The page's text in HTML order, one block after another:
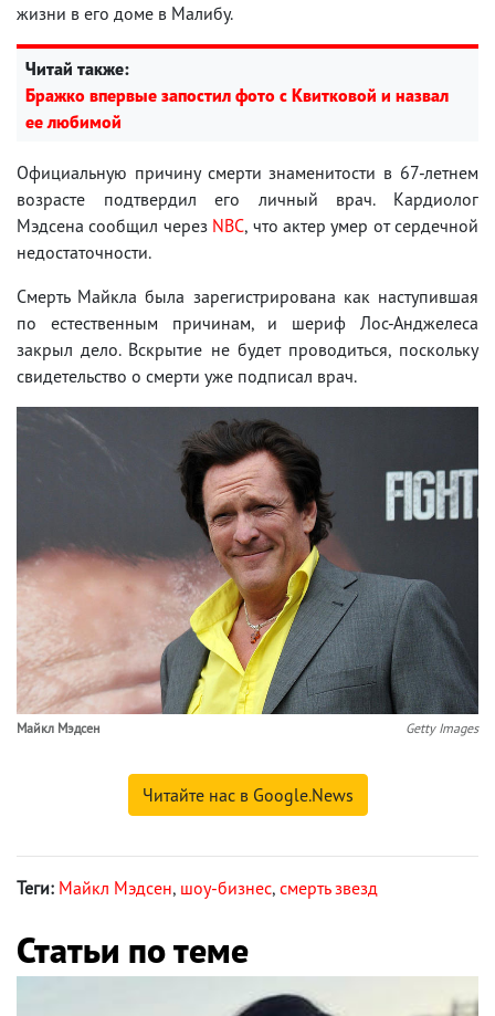
жизни в его доме в Малибу.
Читай также:
Бражко впервые запостил фото с Квитковой и назвал
ее любимой
Официальную причину смерти знаменитости в 67-летнем
возрасте подтвердил его личный врач. Кардиолог
Мэдсена сообщил через NBC, что актер умер от сердечной
недостаточности.
Смерть Майкла была зарегистрирована как наступившая
по естественным причинам, и шериф Лос-Анджелеса
закрыл дело. Вскрытие не будет проводиться, поскольку
свидетельство о смерти уже подписал врач.
Майкл Мэдсен Getty Images
Читайте нас в Google.News
Теги: Майкл Мэдсен, шоу-бизнес, смерть звезд
Статьи по теме